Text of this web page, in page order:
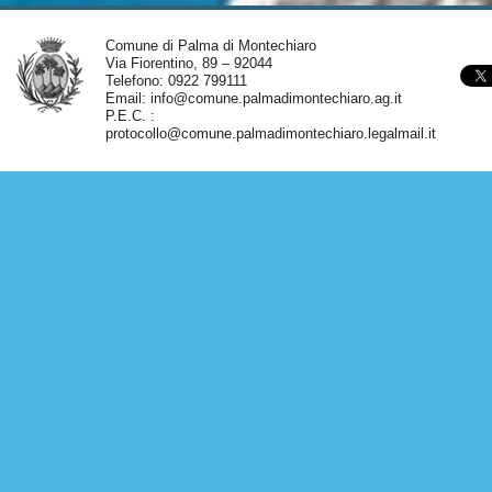
Comune di Palma di Montechiaro
Via Fiorentino, 89 – 92044
Telefono: 0922 799111
Email: info@comune.palmadimontechiaro.ag.it
P.E.C. :
protocollo@comune.palmadimontechiaro.legalmail.it